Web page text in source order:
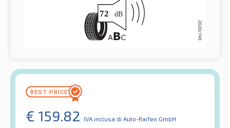
€ 159.82 IVA inclusa di Auto-Raifen GmbH